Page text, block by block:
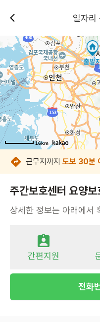
일자리
16km
16km
16km
16km
16km
16km
근무지까지 도보 30분
주간보호센터 요양
상세한 정보는 아래에서
간편지원
전화